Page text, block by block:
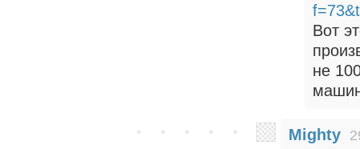
Вот
не
Mighty